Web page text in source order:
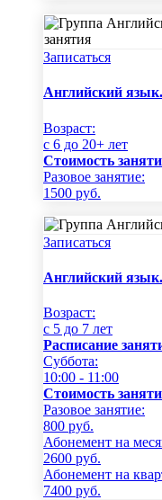
Записаться
Английский
Возраст:
c 6 до 20+ лет
Стоимость
Разовое занятие:
1500 руб.
Записаться
Английский
Возраст:
c 5 до 7 лет
Расписание
Суббота:
10:00 - 11:00
Стоимость
Разовое занятие:
800 руб.
Абонемент на
2600 руб.
Абонемент на
7400 руб.